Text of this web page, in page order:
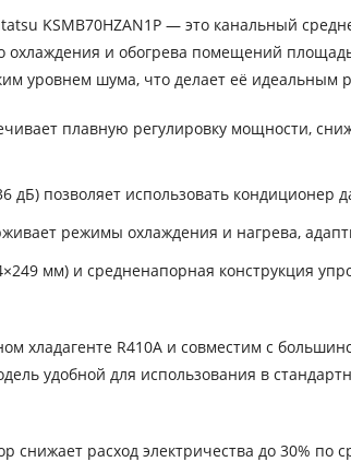
KSMB70HZAN1P — это канальный
охлаждения и обогрева помещений
уровнем шума, что делает её
плавную регулировку мощности,
дБ) позволяет использовать кондиционер
режимы охлаждения и нагрева,
мм) и средненапорная конструкция
хладагенте R410A и совместим с
удобной для использования в
снижает расход электричества до 30%